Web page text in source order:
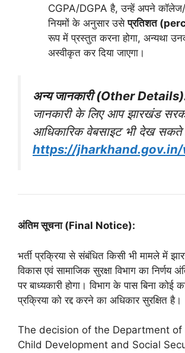
CGPA/DGPA है, उन्हें अपने कॉलेज/
नियमों के अनुसार उसेप्रतिशत
रूप में प्रस्तुत करना होगा, अन्यथा
अस्वीकृत कर दिया जाएगा।
अन्य जानकारी (Other
जानकारी के लिए आप झारखंड
आधिकारिक वेबसाइट भी देख सकते
https://
अंतिम सूचना (Final Notice):
भर्ती प्रक्रिया से संबंधित किसी भी मामले में
विकास एवं सामाजिक सुरक्षा विभाग का निर्णय
पर बाध्यकारी होगा।विभाग के पास बिना कोई
प्रक्रिया को रद्द करने का अधिकार सुरक्षित है।
The decision of the Department of
Child Development and Social